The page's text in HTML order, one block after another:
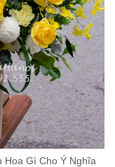
Hoa Gì Cho Ý Nghĩa